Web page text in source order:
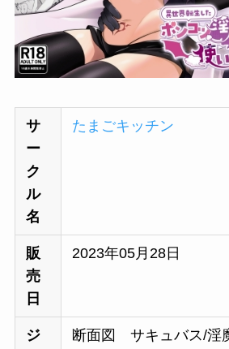
サ
ー
ク
ル
名
たまごキッチン
販
売
日
2023年05月28日
ジ
断面図 サキュバス/